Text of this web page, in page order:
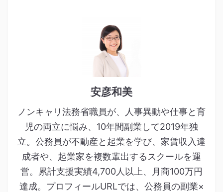
安彦和美
ノンキャリ法務省職員が、人事異動や仕事と育
児の両立に悩み、10年間副業して2019年独
立。公務員が不動産と起業を学び、家賃収入達
成者や、起業家を複数輩出するスクールを運
営。累計支援実績4,700人以上、月商100万円
達成。プロフィールURLでは、公務員の副業×